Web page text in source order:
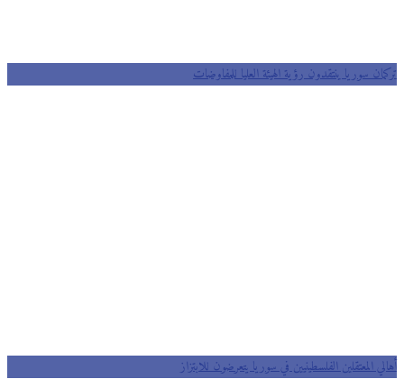
تركمان سوريا ينتقدون رؤية الهيئة العليا للمفاوضات
أهالي المعتقلين الفلسطينيين في سوريا يتعرضون للابتزاز